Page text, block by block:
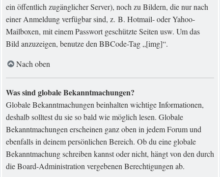
ein öffentlich zugänglicher Server), noch zu Bildern, die nur nach
einer Anmeldung verfügbar sind, z. B. Hotmail- oder Yahoo-
Mailboxen, mit einem Passwort geschützte Seiten usw. Um das
Bild anzuzeigen, benutze den BBCode-Tag „[img]“.
Nach oben
Was sind globale Bekanntmachungen?
Globale Bekanntmachungen beinhalten wichtige Informationen,
deshalb solltest du sie so bald wie möglich lesen. Globale
Bekanntmachungen erscheinen ganz oben in jedem Forum und
ebenfalls in deinem persönlichen Bereich. Ob du eine globale
Bekanntmachung schreiben kannst oder nicht, hängt von den durch
die Board-Administration vergebenen Berechtigungen ab.